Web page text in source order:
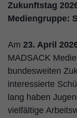
Zukunftstag
Mediengruppe:
Am 23. April
MADSACK
bundesweiten
interessierte
lang haben
vielfältige